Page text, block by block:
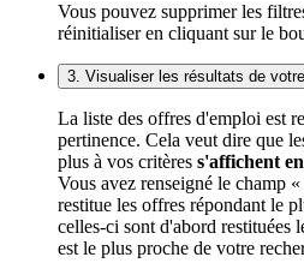
Vous pouvez supprimer les
réinitialiser en cliquant sur le
3. Visualiser les résultats de
La liste des offres d'emploi est
pertinence. Cela veut dire que
plus à vos critères s'affichent
Vous avez renseigné le champ
restitue les offres répondant le
celles-ci sont d'abord restituées
est le plus proche de votre